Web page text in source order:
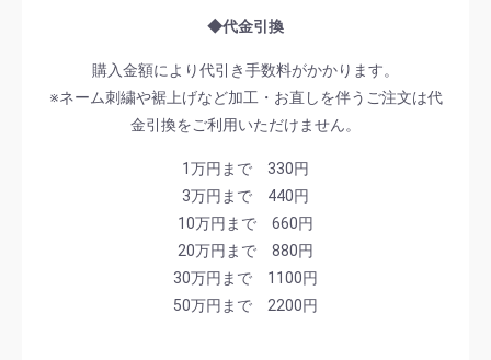
◆代金引換
購入金額により代引き手数料がかかります。
※ネーム刺繍や裾上げなど加工・お直しを伴うご注文は代
金引換をご利用いただけません。
1万円まで 330円
3万円まで 440円
10万円まで 660円
20万円まで 880円
30万円まで 1100円
50万円まで 2200円